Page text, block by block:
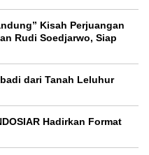
Kisah Perjuangan
Rudi Soedjarwo, Siap
dari Tanah Leluhur
Hadirkan Format